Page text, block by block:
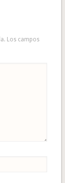
Los campos